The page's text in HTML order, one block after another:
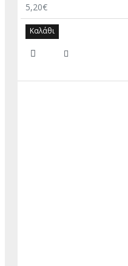
5,20€
Καλάθι